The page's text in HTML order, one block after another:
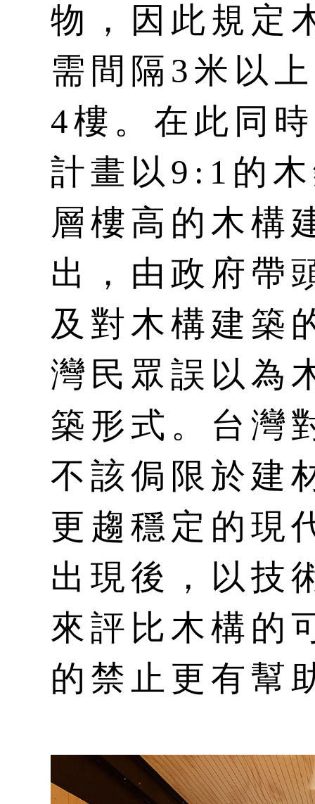
物，因此規定
需間隔3米以
4樓。在此同
計畫以9:1的
層樓高的木構
出，由政府帶
及對木構建築
灣民眾誤以為
築形式。台灣
不該侷限於建
更趨穩定的現
出現後，以技
來評比木構的
的禁止更有幫